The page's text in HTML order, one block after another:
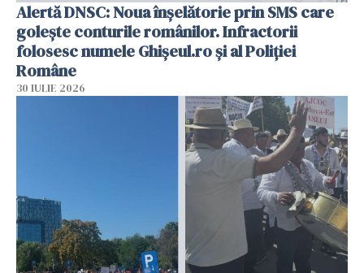
Alertă DNSC: Noua înșelătorie prin SMS care
golește conturile românilor. Infractorii
folosesc numele Ghișeul.ro și al Poliției
Române
30 IULIE 2026